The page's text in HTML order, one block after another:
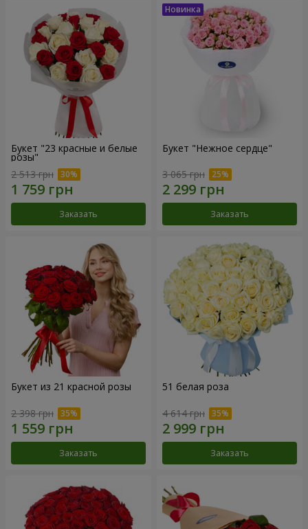
Букет "23 красные и белые
розы"
2 513 грн
Заказать
Букет "Нежное сердце"
3 065 грн
Заказать
Букет из 21 красной розы
2 398 грн
Заказать
51 белая роза
4 614 грн
Заказать